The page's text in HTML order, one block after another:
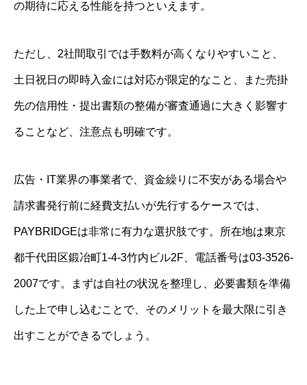
の期待に応える性能を持つといえます。
ただし、2社間取引では手数料が高くなりやすいこと、
土日祝日の即時入金には対応が限定的なこと、また売掛
先の信用性・提出書類の整備が審査通過に大きく影響す
ることなど、注意点も明確です。
広告・IT業界の事業者で、資金繰りに不安がある場合や
請求書発行前に経費支払いが先行するケースでは、
PAYBRIDGEは非常に有力な選択肢です。所在地は東京
都千代田区鍛冶町1-4-3竹内ビル2F、電話番号は03-3526-
2007です。まずは自社の状況を整理し、必要書類を準備
した上で申し込むことで、そのメリットを最大限に引き
出すことができるでしょう。